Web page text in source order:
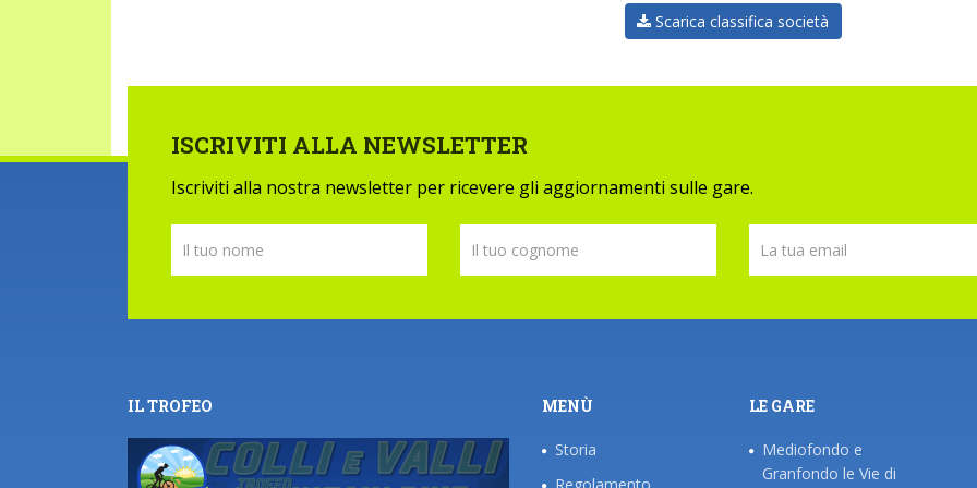
Scarica classifica società
ISCRIVITI ALLA NEWSLETTER
Iscriviti alla nostra newsletter per ricevere gli aggiornamenti sulle gare.
IL TROFEO MENÙ
Storia
LE GARE
Mediofondo e
Granfondo le Vie di